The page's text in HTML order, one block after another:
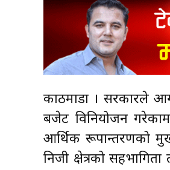
काठमाडौँ । सरकारले
बजेट विनियोजन
आर्थिक रूपान्तरणको
निजी क्षेत्रको